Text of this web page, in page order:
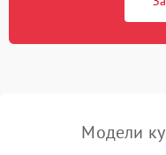
Модели